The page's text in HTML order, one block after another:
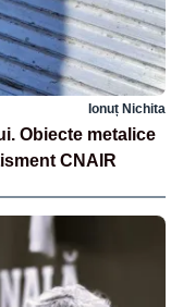
Ionuț Nichita
Obiecte metalice
CNAIR